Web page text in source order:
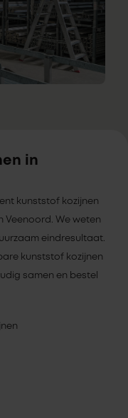
in
kunststof kozijnen
We weten
eindresultaat.
kunststof kozijnen
samen en bestel